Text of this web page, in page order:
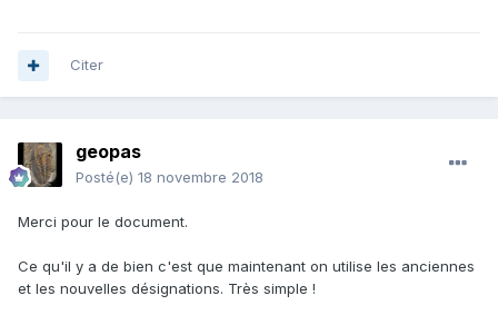
Citer
geopas
Posté(e) 18 novembre 2018
Merci pour le document.
Ce qu'il y a de bien c'est que maintenant on utilise les anciennes
et les nouvelles désignations. Très simple !